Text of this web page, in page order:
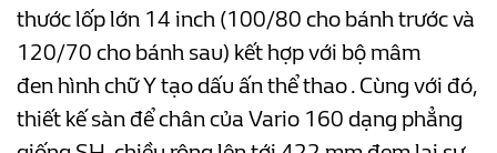
thước lốp lớn 14 inch (100/80 cho bánh trước và
120/70 cho bánh sau) kết hợp với bộ mâm
đen hình chữ Y tạo dấu ấn thể thao . Cùng với đó,
thiết kế sàn để chân của Vario 160 dạng phẳng